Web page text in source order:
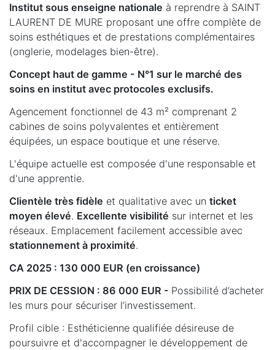
Institut sous enseigne nationale à reprendre à SAINT
LAURENT DE MURE proposant une offre complète de
soins esthétiques et de prestations complémentaires
(onglerie, modelages bien-être).
Concept haut de gamme - N°1 sur le marché des
soins en institut avec protocoles exclusifs.
Agencement fonctionnel de 43 m² comprenant 2
cabines de soins polyvalentes et entièrement
équipées, un espace boutique et une réserve.
L'équipe actuelle est composée d'une responsable et
d'une apprentie.
Clientèle très fidèle et qualitative avec un ticket
moyen élevé. Excellente visibilité sur internet et les
réseaux. Emplacement facilement accessible avec
stationnement à proximité.
CA 2025 : 130 000 EUR (en croissance)
PRIX DE CESSION : 86 000 EUR - Possibilité d’acheter
les murs pour sécuriser l’investissement.
Profil cible : Esthéticienne qualifiée désireuse de
poursuivre et d'accompagner le développement de